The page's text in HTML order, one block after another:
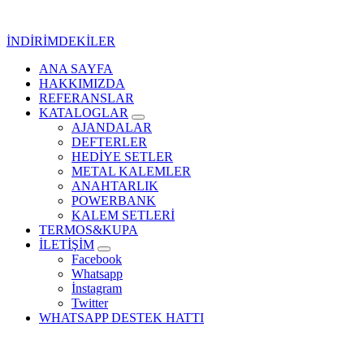
İNDİRİMDEKİLER
Kurumsal Promosyon-Hediyelik
ANA SAYFA
HAKKIMIZDA
REFERANSLAR
KATALOGLAR
AJANDALAR
DEFTERLER
HEDİYE SETLER
METAL KALEMLER
ANAHTARLIK
POWERBANK
KALEM SETLERİ
TERMOS&KUPA
İLETİŞİM
Facebook
Whatsapp
İnstagram
Twitter
WHATSAPP DESTEK HATTI